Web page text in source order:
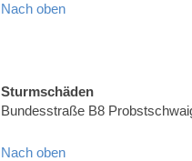
Nach oben
Sturmschäden
Bundesstraße B8
Nach oben